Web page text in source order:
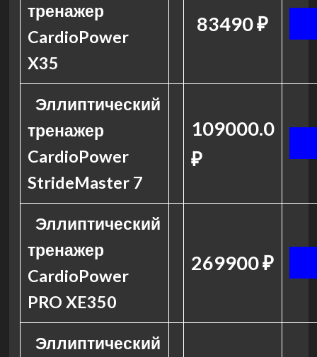
тренажер
CardioPower
X35
83490 ₽
Эллиптический
тренажер
CardioPower
StrideMaster 7
109000.0
₽
Эллиптический
тренажер
CardioPower
PRO XE350
269900 ₽
Эллиптический